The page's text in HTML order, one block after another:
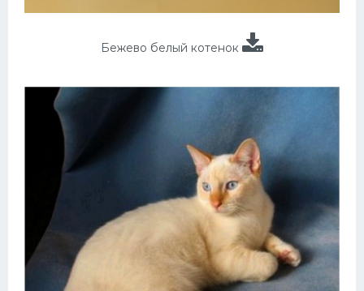
Бежево белый котенок